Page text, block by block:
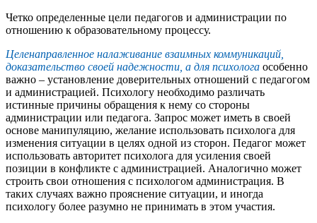
Четко определенные цели педагогов и администрации по
отношению к образовательному процессу.
Целенаправленное налаживание взаимных коммуникаций,
доказательство своей надежности, а для психолога особенно
важно – установление доверительных отношений с педагогом
и администрацией. Психологу необходимо различать
истинные причины обращения к нему со стороны
администрации или педагога. Запрос может иметь в своей
основе манипуляцию, желание использовать психолога для
изменения ситуации в целях одной из сторон. Педагог может
использовать авторитет психолога для усиления своей
позиции в конфликте с администрацией. Аналогично может
строить свои отношения с психологом администрация. В
таких случаях важно прояснение ситуации, и иногда
психологу более разумно не принимать в этом участия.